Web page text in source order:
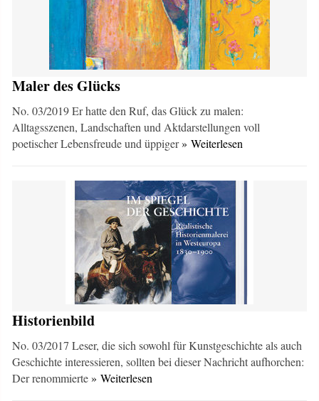
Maler des Glücks
No. 03/2019 Er hatte den Ruf, das Glück zu malen:
Alltagsszenen, Landschaften und Aktdarstellungen voll
poetischer Lebensfreude und üppiger» Weiterlesen
Historienbild
No. 03/2017 Leser, die sich sowohl für Kunstgeschichte als auch
Geschichte interessieren, sollten bei dieser Nachricht aufhorchen:
Der renommierte» Weiterlesen